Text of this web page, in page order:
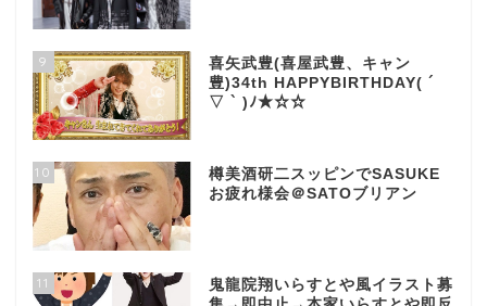
9
喜矢武豊(喜屋武豊、キャン
豊)34th HAPPYBIRTHDAY( ´
▽ ` )ﾉ★☆☆
10
樽美酒研二スッピンでSASUKE
お疲れ様会＠SATOブリアン
11
鬼龍院翔いらすとや風イラスト募